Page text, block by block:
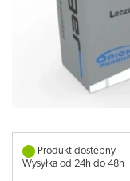
Produkt dostępny
Wysyłka od 24h do 48h